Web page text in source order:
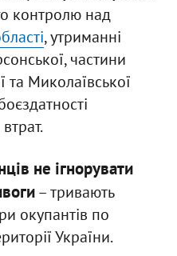
контролю над
, утриманні
частини
та Миколаївської
не ігнорувати
– тривають
окупантів по
України.